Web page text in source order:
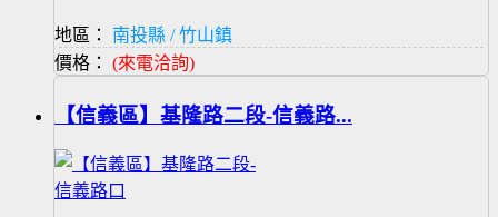
地區：
南投縣 / 竹山鎮
價格： (來電洽詢)
【信義區】基隆路二段-信義路...